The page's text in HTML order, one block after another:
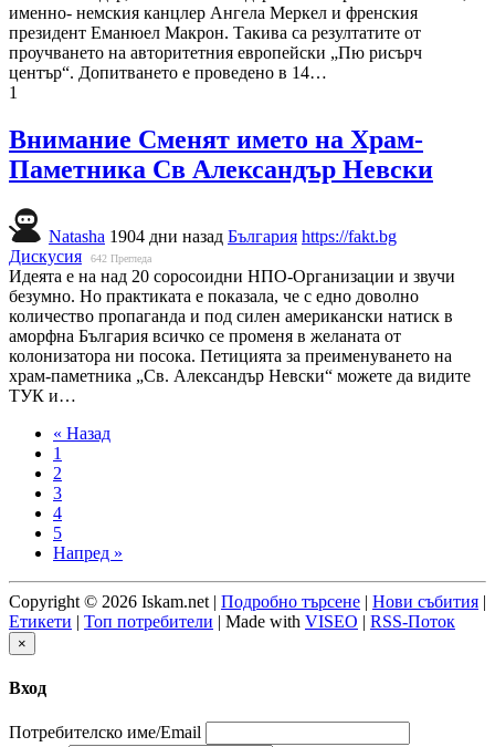
именно- немския канцлер Ангела Меркел и френския
президент Еманюел Макрон. Такива са резултатите от
проучването на авторитетния европейски „Пю рисърч
център“. Допитването е проведено в 14…
1
Внимание Сменят името на Храм-
Паметника Св Александър Невски
Natasha 1904 дни назад България https://fakt.bg
Дискусия
642 Прегледа
Идеята е на над 20 соросоидни НПО-Организации и звучи
безумно. Но практиката е показала, че с едно доволно
количество пропаганда и под силен американски натиск в
аморфна България всичко се променя в желаната от
колонизатора ни посока. Петицията за преименуването на
храм-паметника „Св. Александър Невски“ можете да видите
ТУК и…
« Назад
1
2
3
4
5
Напред »
Copyright © 2026 Iskam.net | Подробно търсене | Нови събития |
Етикети | Топ потребители | Made with VISEO | RSS-Поток
×
Вход
Потребителско име/Email